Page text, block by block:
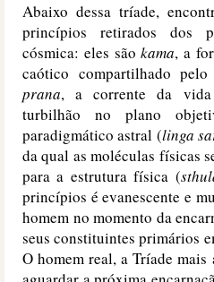
Abaixo dessa tríade,
princípios retirados dos
cósmica: eles sãokama, a
caótico compartilhado
prana, a corrente da vida
turbilhão no plano
paradigmático astral (linga
da qual as moléculas físicas
para a estrutura física (
princípios é evanescente e
homem no momento da
seus constituintes primários
O homem real, a Tríade